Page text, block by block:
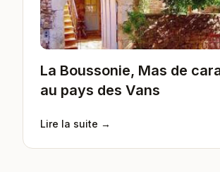
La Boussonie, Mas de
au pays des Vans
Lire la suite →